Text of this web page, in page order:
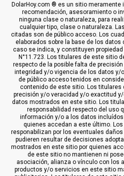
DolarHoy.com ® es un sitio meramente
recomendación, asesoramiento o
ninguna clase o naturaleza, para
cualquier tipo, clase o naturaleza.
citadas son de público acceso. Los
elaborados sobre la base de los datos
caso se indica, y constituyen
N°11.723. Los titulares de este sitio
respecto de la posible falta de
integridad y/o vigencia de los datos y/
de público acceso tenidos en
contenido de este sitio. Los titulares
precisión y/o veracidad y/o exactitud
datos mostrados en este sitio. Los
responsabilidad respecto del uso
información y/o a los datos
quienes accedan a este último.
responabilizan por los eventuales
pudieren resultar de decisiones
mostrados en este sitio por quienes
de este sitio no mantienen ni
asociación, alianza o vínculo con los
productos y/o servicios en este sitio